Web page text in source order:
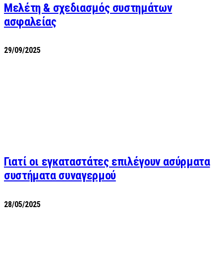
Μελέτη & σχεδιασμός συστημάτων
ασφαλείας
29/09/2025
Γιατί οι εγκαταστάτες επιλέγουν ασύρματα
συστήματα συναγερμού
28/05/2025